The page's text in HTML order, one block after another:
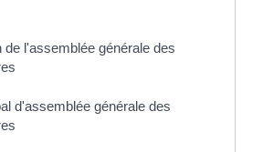
de l'assemblée générale des
d'assemblée générale des